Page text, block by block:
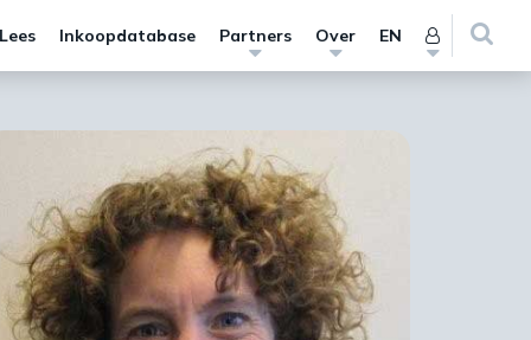
Inkoopdatabase Partners Over EN